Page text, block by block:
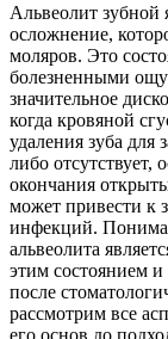
Альвеолит
осложнение,
моляров. Это
болезненными
значительное
когда кровяной
удаления зуба для
либо отсутствует,
окончания
может привести к
инфекций.
альвеолита
этим состоянием и
после
рассмотрим все
его основ до